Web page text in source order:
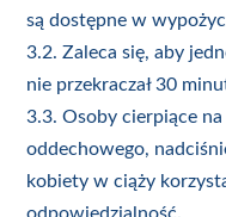
są dostępne w
3.2. Zaleca się, aby
nie przekraczał 30
3.3. Osoby cierpiące
oddechowego,
kobiety w ciąży